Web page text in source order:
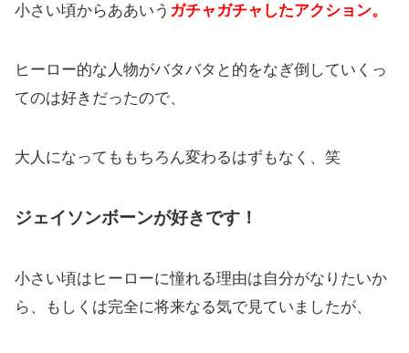
小さい頃からああいう ガチャガチャしたアクション。
ヒーロー的な人物がバタバタと的をなぎ倒していくっ
てのは好きだったので、
大人になってももちろん変わるはずもなく、笑
ジェイソンボーンが好きです！
小さい頃はヒーローに憧れる理由は自分がなりたいか
ら、もしくは完全に将来なる気で見ていましたが、